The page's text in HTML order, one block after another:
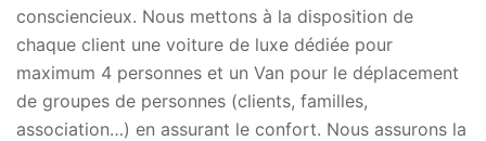
consciencieux. Nous mettons à la disposition de
chaque client une voiture de luxe dédiée pour
maximum 4 personnes et un Van pour le déplacement
de groupes de personnes (clients, familles,
association…) en assurant le confort. Nous assurons la